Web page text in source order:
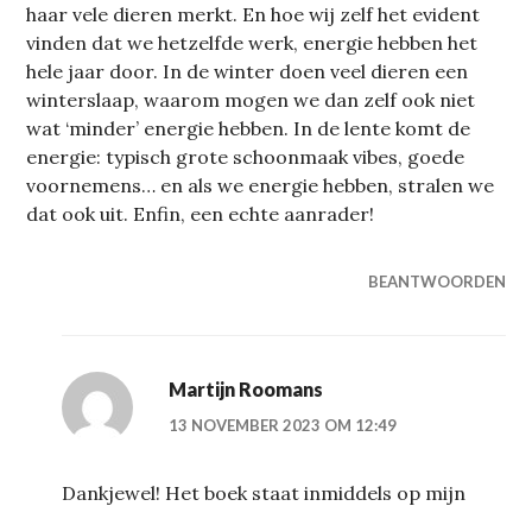
haar vele dieren merkt. En hoe wij zelf het evident
vinden dat we hetzelfde werk, energie hebben het
hele jaar door. In de winter doen veel dieren een
winterslaap, waarom mogen we dan zelf ook niet
wat ‘minder’ energie hebben. In de lente komt de
energie: typisch grote schoonmaak vibes, goede
voornemens… en als we energie hebben, stralen we
dat ook uit. Enfin, een echte aanrader!
BEANTWOORDEN
Martijn Roomans
13 NOVEMBER 2023 OM 12:49
Dankjewel! Het boek staat inmiddels op mijn